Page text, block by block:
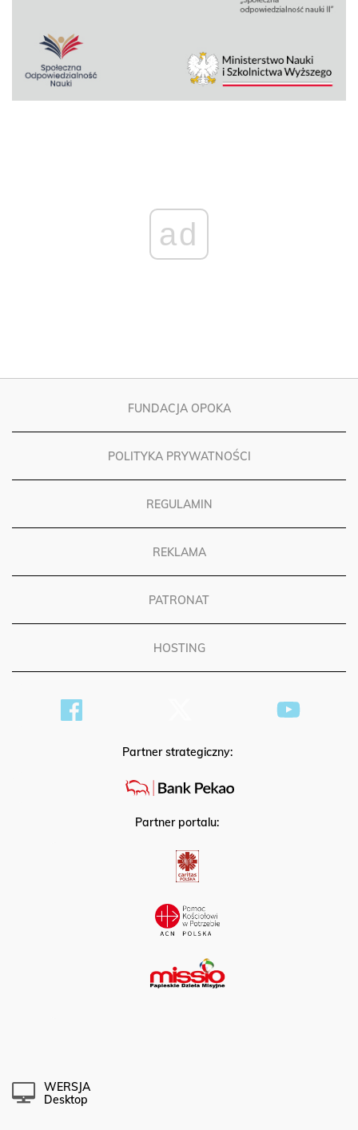
ad
FUNDACJA OPOKA
POLITYKA PRYWATNOŚCI
REGULAMIN
REKLAMA
PATRONAT
HOSTING
Partner strategiczny:
Partner portalu:
WERSJA
Desktop